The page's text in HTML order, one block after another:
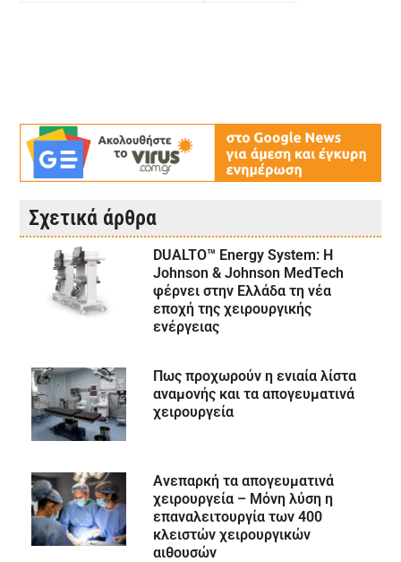
Σχετικά άρθρα
DUALTO™ Energy System: Η
Johnson & Johnson MedTech
φέρνει στην Ελλάδα τη νέα
εποχή της χειρουργικής
ενέργειας
Πως προχωρούν η ενιαία λίστα
αναμονής και τα απογευματινά
χειρουργεία
Ανεπαρκή τα απογευματινά
χειρουργεία – Μόνη λύση η
επαναλειτουργία των 400
κλειστών χειρουργικών
αιθουσών